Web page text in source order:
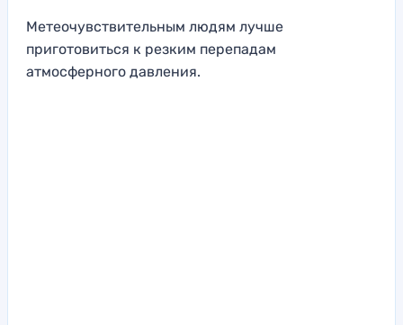
Метеочувствительным людям лучше
приготовиться к резким перепадам
атмосферного давления.